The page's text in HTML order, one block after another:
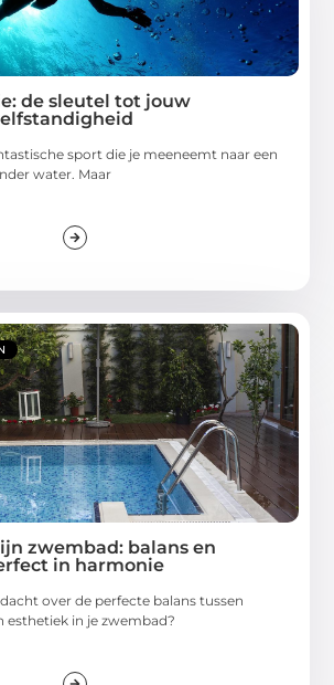
de sleutel tot jouw
sport die je meeneemt naar een
water. Maar
zwembad: balans en
in harmonie
over de perfecte balans tussen
esthetiek in je zwembad?